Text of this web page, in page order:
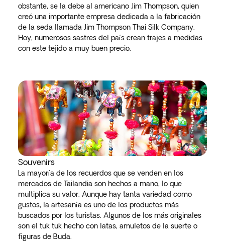
obstante, se la debe al americano Jim Thompson, quien
creó una importante empresa dedicada a la fabricación
de la seda llamada Jim Thompson Thai Silk Company.
Hoy, numerosos sastres del país crean trajes a medidas
con este tejido a muy buen precio.
Souvenirs
La mayoría de los recuerdos que se venden en los
mercados de Tailandia son hechos a mano, lo que
multiplica su valor. Aunque hay tanta variedad como
gustos, la artesanía es uno de los productos más
buscados por los turistas. Algunos de los más originales
son el tuk tuk hecho con latas, amuletos de la suerte o
figuras de Buda.